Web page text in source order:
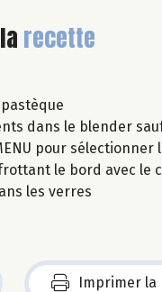
recette
dans le blender
pour
le bord avec le
les verres
Imprimer la